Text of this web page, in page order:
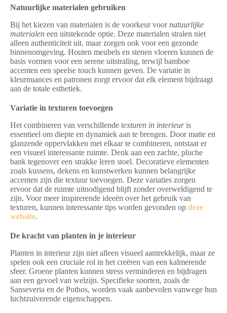
Natuurlijke materialen gebruiken
Bij het kiezen van materialen is de voorkeur voornatuurlijke
materialen een uitstekende optie. Deze materialen stralen niet
alleen authenticiteit uit, maar zorgen ook voor een gezonde
binnenomgeving. Houten meubels en stenen vloeren kunnen de
basis vormen voor een serene uitstraling, terwijl bamboe
accenten een speelse touch kunnen geven. De variatie in
kleurnuances en patronen zorgt ervoor dat elk element bijdraagt
aan de totale esthetiek.
Variatie in texturen toevoegen
Het combineren van verschillende texturen in interieuris
essentieel om diepte en dynamiek aan te brengen. Door matte en
glanzende oppervlakken met elkaar te combineren, ontstaat er
een visueel interessante ruimte. Denk aan een zachte, pluche
bank tegenover een strakke leren stoel. Decoratieve elementen
zoals kussens, dekens en kunstwerken kunnen belangrijke
accenten zijn die textuur toevoegen. Deze variaties zorgen
ervoor dat de ruimte uitnodigend blijft zonder overweldigend te
zijn. Voor meer inspirerende ideeën over het gebruik van
texturen, kunnen interessante tips worden gevonden op deze
website.
De kracht van planten in je interieur
Planten in interieur zijn niet alleen visueel aantrekkelijk, maar ze
spelen ook een cruciale rol in het creëren van een kalmerende
sfeer. Groene planten kunnen stress verminderen en bijdragen
aan een gevoel van welzijn. Specifieke soorten, zoals de
Sanseveria en de Pothos, worden vaak aanbevolen vanwege hun
luchtzuiverende eigenschappen.